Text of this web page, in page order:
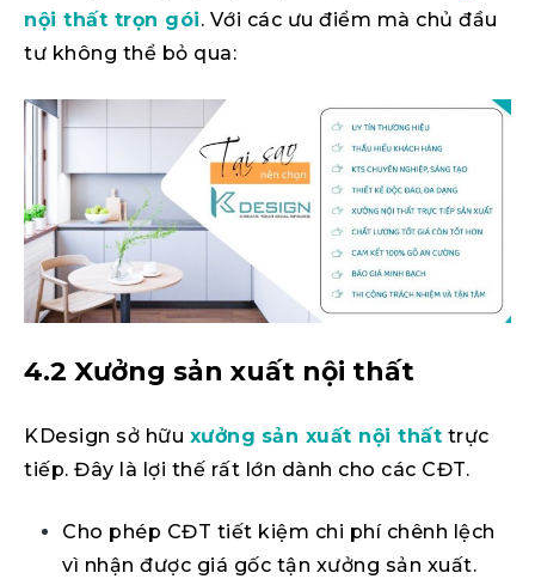
nội thất trọn gói. Với các ưu điểm mà chủ đầu
tư không thể bỏ qua:
4.2 Xưởng sản xuất nội thất
KDesign sở hữu xưởng sản xuất nội thất trực
tiếp. Đây là lợi thế rất lớn dành cho các CĐT.
Cho phép CĐT tiết kiệm chi phí chênh lệch
vì nhận được giá gốc tận xưởng sản xuất.